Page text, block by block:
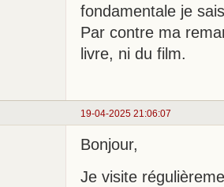
fondamentale je
Par contre ma
livre, ni du film.
19-04-2025 21:06:07
Bonjour,
Je visite